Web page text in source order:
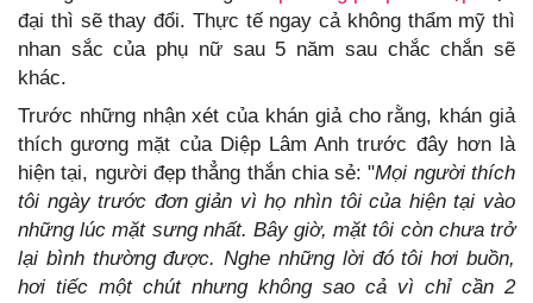
đại thì sẽ thay đổi. Thực tế ngay cả không thẩm mỹ thì
nhan sắc của phụ nữ sau 5 năm sau chắc chắn sẽ
khác.
Trước những nhận xét của khán giả cho rằng, khán giả
thích gương mặt của Diệp Lâm Anh trước đây hơn là
hiện tại, người đẹp thẳng thắn chia sẻ: "Mọi người thích
tôi ngày trước đơn giản vì họ nhìn tôi của hiện tại vào
những lúc mặt sưng nhất. Bây giờ, mặt tôi còn chưa trở
lại bình thường được. Nghe những lời đó tôi hơi buồn,
hơi tiếc một chút nhưng không sao cả vì chỉ cần 2